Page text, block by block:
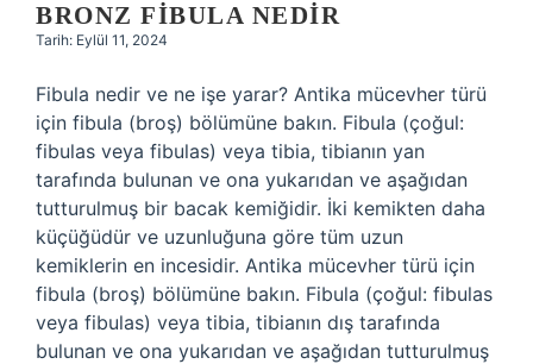
BRONZ FIBULA NEDIR
Tarih: Eylül 11, 2024
Fibula nedir ve ne işe yarar? Antika mücevher türü
için fibula (broş) bölümüne bakın. Fibula (çoğul:
fibulas veya fibulas) veya tibia, tibianın yan
tarafında bulunan ve ona yukarıdan ve aşağıdan
tutturulmuş bir bacak kemiğidir. İki kemikten daha
küçüğüdür ve uzunluğuna göre tüm uzun
kemiklerin en incesidir. Antika mücevher türü için
fibula (broş) bölümüne bakın. Fibula (çoğul: fibulas
veya fibulas) veya tibia, tibianın dış tarafında
bulunan ve ona yukarıdan ve aşağıdan tutturulmuş